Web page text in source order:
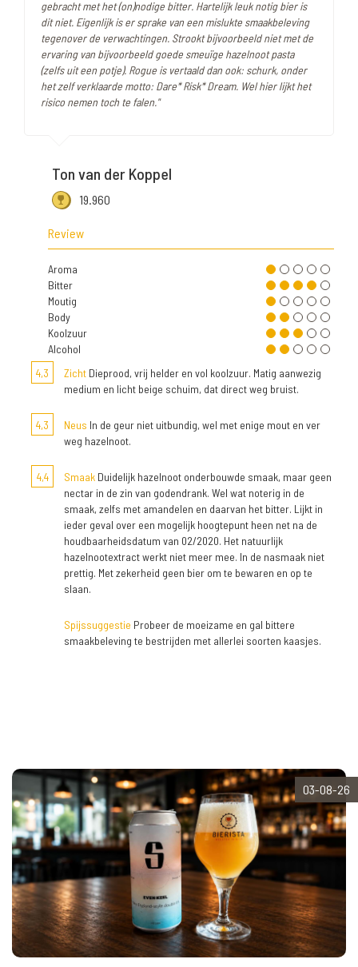
gebracht met het (on)nodige bitter. Hartelijk leuk notig bier is
dit niet. Eigenlijk is er sprake van een mislukte smaakbeleving
tegenover de verwachtingen. Strookt bijvoorbeeld niet met de
ervaring van bijvoorbeeld goede smeuïge hazelnoot pasta
(zelfs uit een potje). Rogue is vertaald dan ook: schurk, onder
het zelf verklaarde motto: Dare* Risk* Dream. Wel hier lijkt het
risico nemen toch te falen."
Ton van der Koppel
19.960
Review
Aroma
Bitter
Moutig
Body
Koolzuur
Alcohol
4,3
Zicht Dieprood, vrij helder en vol koolzuur. Matig aanwezig
medium en licht beige schuim, dat direct weg bruist.
4,3 Neus In de geur niet uitbundig, wel met enige mout en ver
weg hazelnoot.
4,4 Smaak Duidelijk hazelnoot onderbouwde smaak, maar geen
nectar in de zin van godendrank. Wel wat noterig in de
smaak, zelfs met amandelen en daarvan het bitter. Lijkt in
ieder geval over een mogelijk hoogtepunt heen net na de
houdbaarheidsdatum van 02/2020. Het natuurlijk
hazelnootextract werkt niet meer mee. In de nasmaak niet
prettig. Met zekerheid geen bier om te bewaren en op te
slaan.
Spijssuggestie Probeer de moeizame en gal bittere
smaakbeleving te bestrijden met allerlei soorten kaasjes.
03-08-26